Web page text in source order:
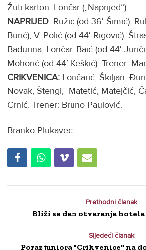
Žuti karton: Lončar („Naprijed“).
NAPRIJED: Ružić (od 36′ Šimić),
Burić), V. Polić (od 44′ Rigović),
Badurina, Lončar, Baić (od 44′
Mohorić (od 44′ Keškić). Trener:
CRIKVENICA: Lončarić, Škiljan,
Novak, Štengl, Matetić, Matejčić,
Crnić. Trener: Bruno Paulović.
Branko Plukavec
Prethodni članak
Bliži se dan otvaranja
Sljedeći članak
Poraz juniora "Crikvenice" na